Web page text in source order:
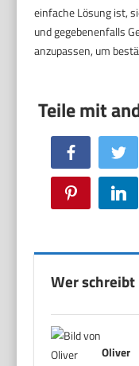
einfache Lösung ist,
und gegebenenfalls
anzupassen, um
Facebook
Pinterest
Wer schreibt
Oliver